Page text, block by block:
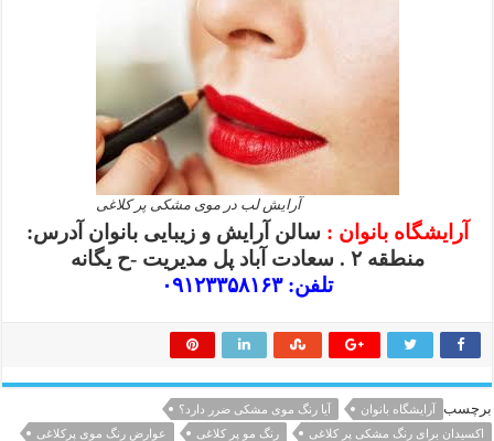
آرایش لب در موی مشکی پر کلاغی
آرایشگاه بانوان : سالن آرایش و زیبایی بانوان آدرس:
منطقه ۲ . سعادت آباد پل مدیریت -ح یگانه
تلفن: ۰۹۱۲۳۳۵۸۱۶۳
برچسب آرایشگاه بانوان
آیا رنگ موی مشکی ضرر دارد؟
اکسیدان برای رنگ مشکی پر کلاغی
رنگ مو پر کلاغی عوارض رنگ موی پرکلاغی